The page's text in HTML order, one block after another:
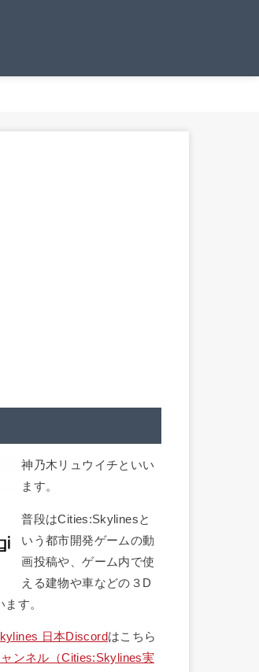
神乃木リュウイチといい
ます。
普段はCities:Skylinesと
いう都市開発ゲームの動
画投稿や、ゲーム内で使
える建物や車などの３D
す。
日本Discordはこちら
ンネル（Cities:Skylines実